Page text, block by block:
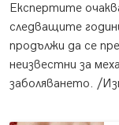
Експертите
следващите
продължи да се
неизвестни за
заболяването. /